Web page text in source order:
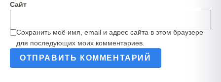
Сайт
Сохранить моё имя, email и адрес сайта в этом браузере
для последующих моих комментариев.